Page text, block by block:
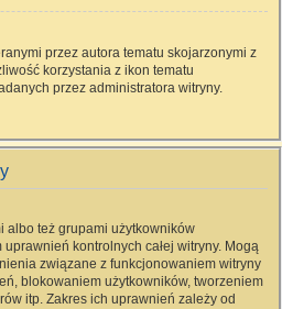
przez autora tematu skojarzonymi z
korzystania z ikon tematu
przez administratora witryny.
albo też grupami użytkowników
kontrolnych całej witryny. Mogą
związane z funkcjonowaniem witryny
blokowaniem użytkowników, tworzeniem
itp. Zakres ich uprawnień zależy od